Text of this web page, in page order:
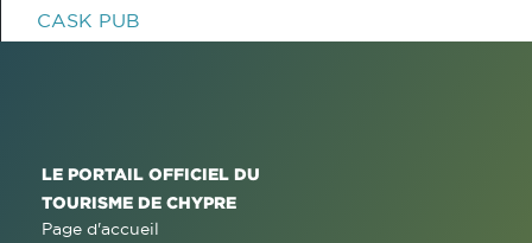
CASK PUB
LE PORTAIL OFFICIEL DU
TOURISME DE CHYPRE
Page d'accueil